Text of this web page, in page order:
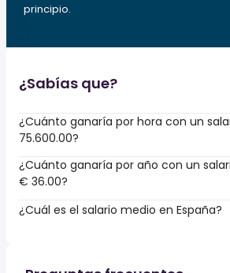
principio.
¿Sabías que?
¿Cuánto ganaría por hora con un
75.600.00?
¿Cuánto ganaría por año con un
€ 36.00?
¿Cuál es el salario medio en España?